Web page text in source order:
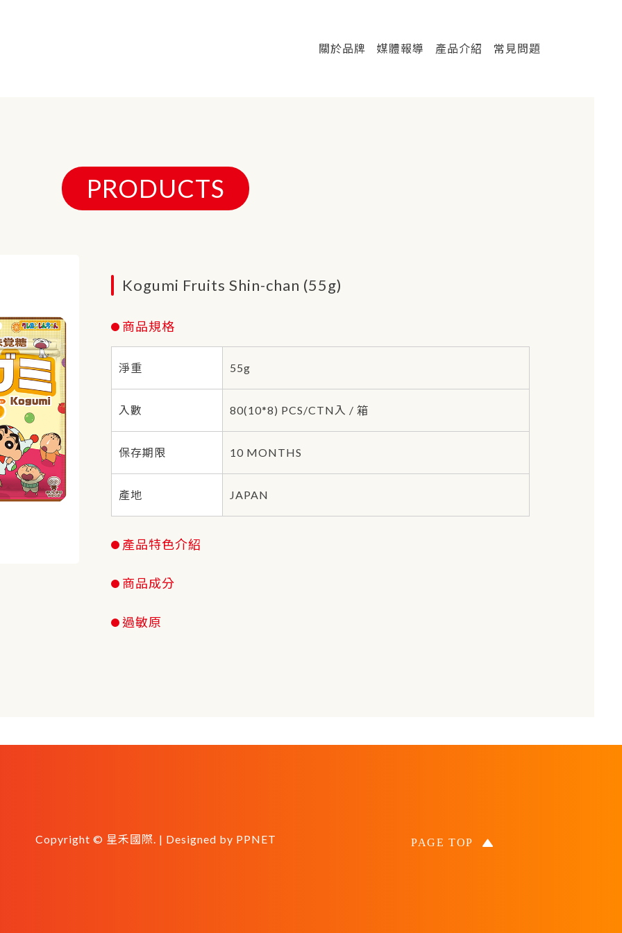
關於品牌 媒體報導 產品介紹 常見問題
PRODUCTS
Kogumi Fruits Shin-chan (55g)
商品規格
淨重 55g
入數 80(10*8) PCS/CTN入 / 箱
保存期限 10 MONTHS
產地 JAPAN
產品特色介紹
商品成分
過敏原
Copyright © 星禾國際. | Designed by PPNET